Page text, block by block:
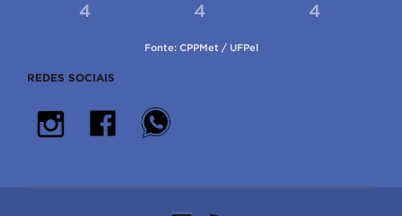
4
4
4
Fonte: CPPMet / UFPel
REDES SOCIAIS